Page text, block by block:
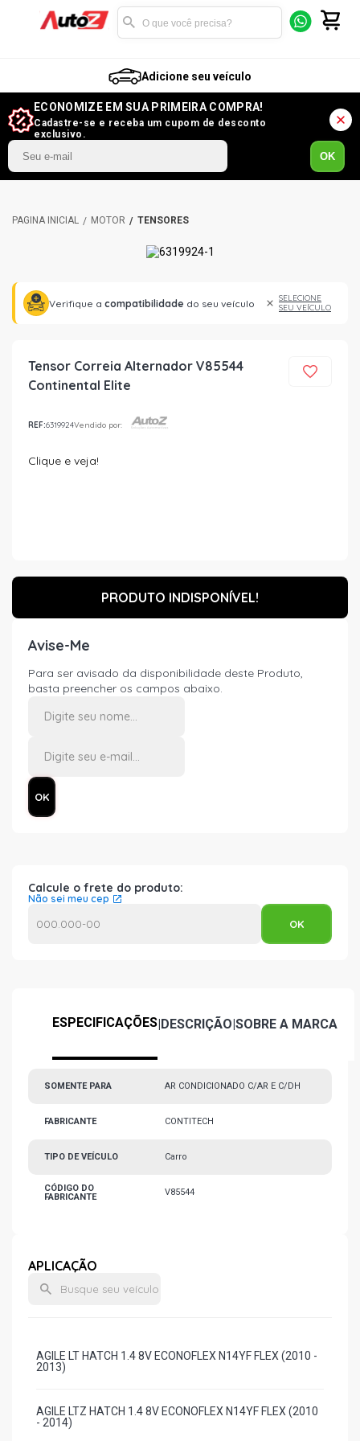
Adicione seu veículo
ECONOMIZE EM SUA PRIMEIRA COMPRA!
Cadastre-se e receba um cupom de desconto
exclusivo.
OK
MOTOR TENSORES
Verifique a compatibilidade do seu veículo
SELECIONE
SEU VEÍCULO
Tensor Correia Alternador V85544
Continental Elite
REF:6319924Vendido por:
Clique e veja!
PRODUTO INDISPONÍVEL!
Avise-Me
Para ser avisado da disponibilidade deste Produto,
basta preencher os campos abaixo.
Calcule o frete do produto:
Não sei meu cep
ESPECIFICAÇÕES|DESCRIÇÃO|SOBRE A MARCA
SOMENTE PARA AR CONDICIONADO C/AR E C/DH
FABRICANTE CONTITECH
TIPO DE VEÍCULO Carro
CÓDIGO DO
FABRICANTE
V85544
APLICAÇÃO
AGILE LT HATCH 1.4 8V ECONOFLEX N14YF FLEX (2010 -
2013)
AGILE LTZ HATCH 1.4 8V ECONOFLEX N14YF FLEX (2010
- 2014)